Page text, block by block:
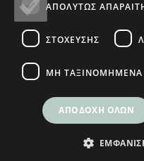
Θα
ΑΠΟΛΎΤΩΣ
ΣΤΌΧΕΥΣΗΣ
ΜΗ ΤΑΞΙΝΟΜΗΜΈΝΑ
ΑΠΟΔΟΧΉ ΌΛΩΝ